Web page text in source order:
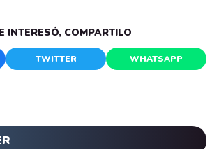
INTERESÓ, COMPARTILO
TWITTER WHATSAPP